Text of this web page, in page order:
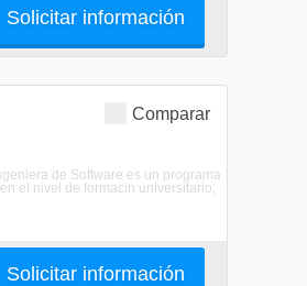
Solicitar información
Comparar
de Software es un programa
el nivel de formacin universitario;
Solicitar información